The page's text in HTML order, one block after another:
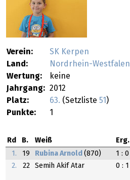
Verein:
SK Kerpen
Land:
Nordrhein-Westfalen
Wertung:
keine
Jahrgang: 2012
Platz:
63. (Setzliste 51 )
Punkte:
1
Rd B. Weiß Erg.
1.
19 Rubina Arnold (870) 1 : 0
2.
22 Semih Akif Atar 0 : 1